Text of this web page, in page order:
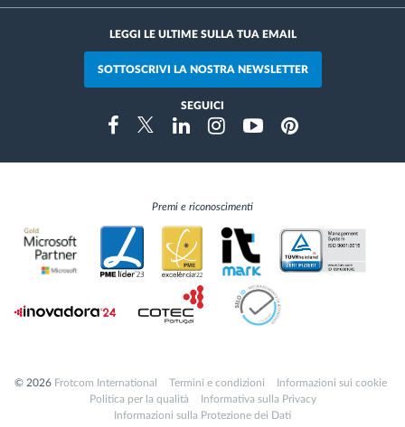
LEGGI LE ULTIME SULLA TUA EMAIL
SOTTOSCRIVI LA NOSTRA NEWSLETTER
SEGUICI
FacebookTwitterLinkedinInstragramYoutubePinterest
Premi e riconoscimenti
© 2026 Frotcom International Termini e condizioni
Informazioni sui cookie
Politica per la qualità
Informativa sulla Privacy
Informazioni sulla Protezione dei Dati